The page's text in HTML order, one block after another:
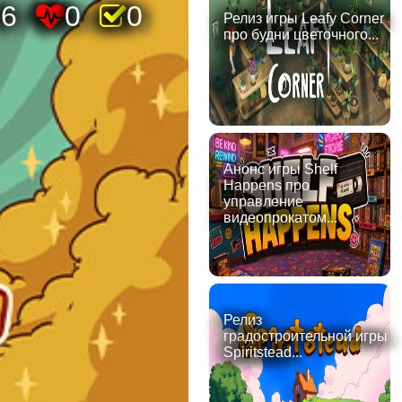
0 0
Релиз игры Leafy Corner
про будни цветочного...
Анонс игры Shelf
Happens про
управление
видеопрокатом...
Релиз
градостроительной игры
Spiritstead...